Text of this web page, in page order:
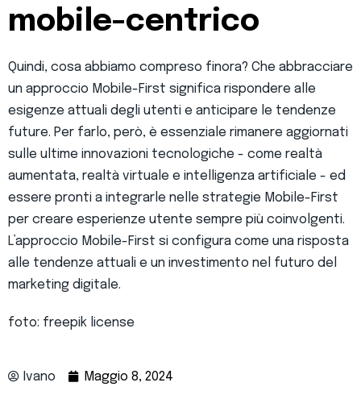
mobile-centrico
Quindi, cosa abbiamo compreso finora? Che abbracciare
un approccio Mobile-First significa rispondere alle
esigenze attuali degli utenti e anticipare le tendenze
future. Per farlo, però, è essenziale rimanere aggiornati
sulle ultime innovazioni tecnologiche - come realtà
aumentata, realtà virtuale e intelligenza artificiale - ed
essere pronti a integrarle nelle strategie Mobile-First
per creare esperienze utente sempre più coinvolgenti.
L’approccio Mobile-First si configura come una risposta
alle tendenze attuali e un investimento nel futuro del
marketing digitale.
foto: freepik license
Ivano Maggio 8, 2024